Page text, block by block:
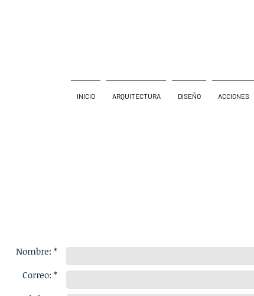
INICIO ARQUITECTURA DISEÑO ACCIONES
Nombre: *
Correo: *